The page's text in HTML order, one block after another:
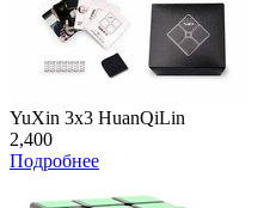
YuXin 3x3 HuanQiLin
2,400
Подробнее